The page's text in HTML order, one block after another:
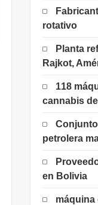
rotativo
Planta
Rajkot,
118
cannabis
petrolera
en Bolivia
máquina